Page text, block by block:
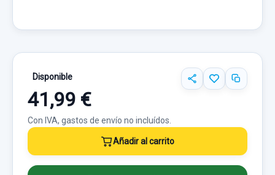
Disponible
41,99 €
Con IVA, gastos de envío no incluídos.
Añadir al carrito